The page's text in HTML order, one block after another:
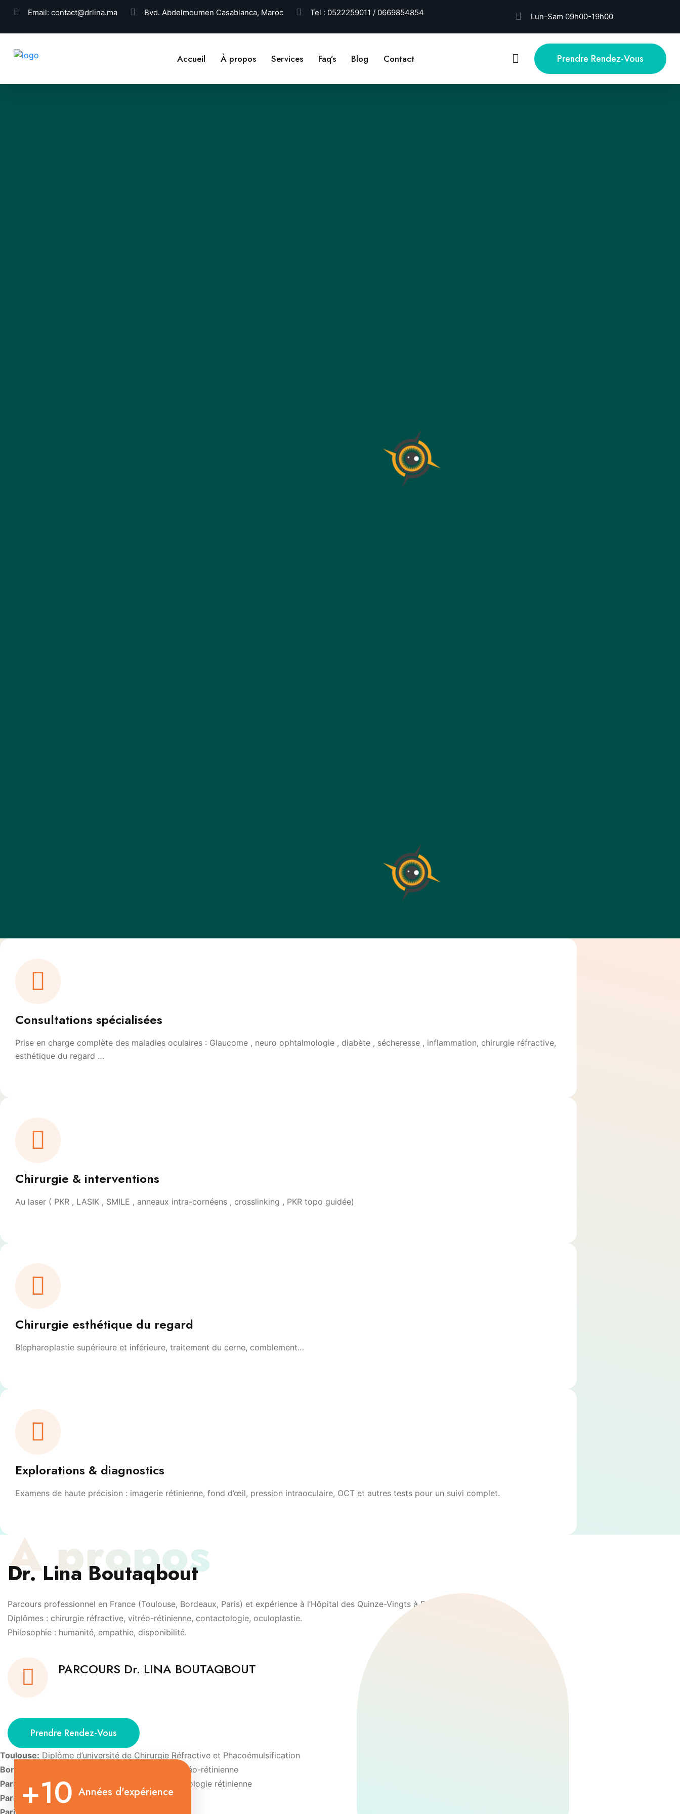
Email: contact@drlina.ma Bvd. Abdelmoumen Casablanca, Maroc Tel : 0522259011 / 0669854854 Lun-Sam 09h00-19h00
Accueil À propos Services Faq’s Blog Contact Prendre Rendez-Vous
Consultations spécialisées
Prise en charge complète des maladies oculaires : Glaucome , neuro ophtalmologie , diabète , sécheresse , inflammation, chirurgie réfractive,
esthétique du regard …
Chirurgie & interventions
Au laser ( PKR , LASIK , SMILE , anneaux intra-cornéens , crosslinking , PKR topo guidée)
Chirurgie esthétique du regard
Blepharoplastie supérieure et inférieure, traitement du cerne, comblement…
Explorations & diagnostics
Examens de haute précision : imagerie rétinienne, fond d’œil, pression intraoculaire, OCT et autres tests pour un suivi complet.
À propos
Dr. Lina Boutaqbout
Parcours professionnel en France (Toulouse, Bordeaux, Paris) et expérience à l’Hôpital des Quinze-Vingts à Paris.
Diplômes : chirurgie réfractive, vitréo-rétinienne, contactologie, oculoplastie.
Philosophie : humanité, empathie, disponibilité.
PARCOURS Dr. LINA BOUTAQBOUT
Prendre Rendez-Vous
Toulouse: Diplôme d’université de Chirurgie Réfractive et Phacoémulsification
Bordeaux:
Diplôme d’Université de Chirurgie vitréo-rétinienne
Paris:
Diplôme d’Université d’Imagerie et de pathologie rétinienne
Paris: Diplôme d’Université de Contactologie.
Paris: +10 Années d'expérience